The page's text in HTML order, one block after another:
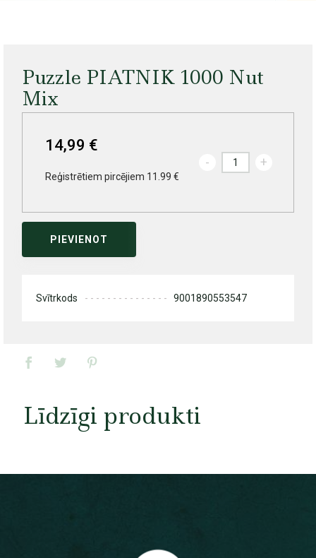
Puzzle PIATNIK 1000 Nut
Mix
14,99 €
Reģistrētiem pircējiem 11.99 €
- +
PIEVIENOT
Svītrkods 9001890553547
Līdzīgi produkti